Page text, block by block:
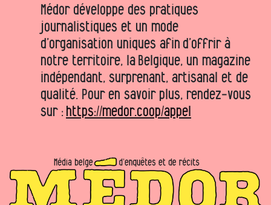
Médor développe des pratiques
journalistiques et un mode
d’organisation uniques afin d’offrir à
notre territoire, la Belgique, un magazine
indépendant, surprenant, artisanal et de
qualité. Pour en savoir plus, rendez-vous
sur : https://medor.coop/appel